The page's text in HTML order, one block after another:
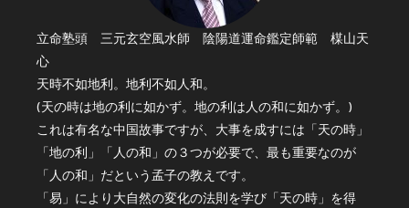
立命塾頭 三元玄空風水師 陰陽道運命鑑定師範 楳山天
心
天時不如地利。地利不如人和。
(天の時は地の利に如かず。地の利は人の和に如かず。)
これは有名な中国故事ですが、大事を成すには「天の時」
「地の利」「人の和」の３つが必要で、最も重要なのが
「人の和」だという孟子の教えです。
「易」により大自然の変化の法則を学び「天の時」を得